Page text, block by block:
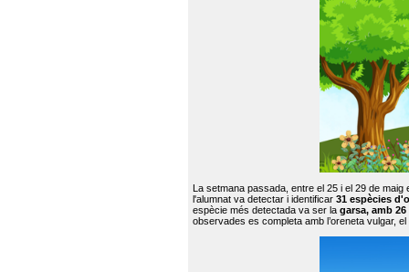
La setmana passada, entre el 25 i el 29 de
l'alumnat va detectar i identificar 31 espècies
espècie més detectada va ser la garsa, amb
observades es completa amb l’oreneta vulgar,